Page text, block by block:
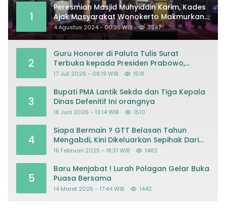
1
Peresmian Masjid Muhyiddin Karim, Kades
Ajak Masyarakat Wonokerto Makmurkan
Masjid
4 Agustus 2024 - 00:35 WIB 3247
2
Guru Honorer di Paluta Tulis Surat
Terbuka kepada Presiden Prabowo,
Mohon Keadilan atas Dugaan
17 Juli 2026 - 08:19 WIB 1518
3
Bupati PMA Lantik Sekda dan Tiga Kepala
Dinas Defenitif Ini orangnya
18 Juni 2026 - 13:14 WIB 1510
4
Siapa Bermain ? GTT Belasan Tahun
Mengabdi, Kini Dikeluarkan Sepihak Dari
Dapodik
18 Februari 2025 - 18:31 WIB 1482
5
Baru Menjabat ! Lurah Polagan Gelar Buka
Puasa Bersama
14 Maret 2025 - 17:44 WIB 1442